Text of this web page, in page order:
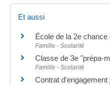
Et aussi
École de la 2e chance
Famille - Scolarité
Classe de 3e "prépa-
Famille - Scolarité
Contrat